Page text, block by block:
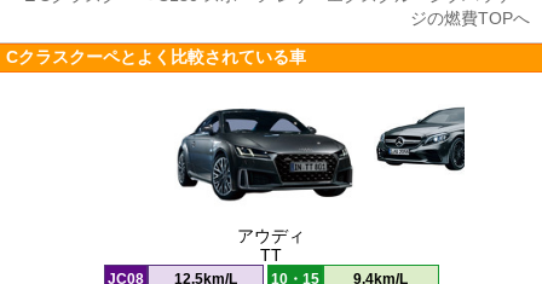
ジの燃費TOPへ
Cクラスクーペとよく比較されている車
アウディ
TT
JC08 12.5km/L 10・15 9.4km/L